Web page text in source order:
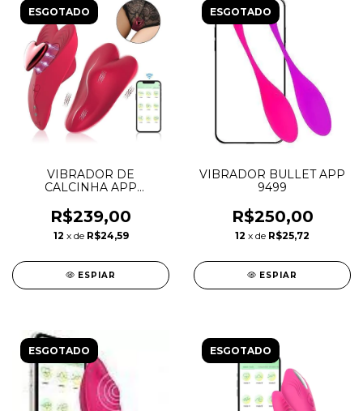
ESGOTADO
VIBRADOR DE
CALCINHA APP
9090
R$239,00
12 x de R$24,59
ESPIAR
ESGOTADO
VIBRADOR BULLET APP
9499
R$250,00
12 x de R$25,72
ESPIAR
ESGOTADO ESGOTADO